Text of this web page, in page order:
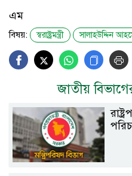
এম
বিষয়: স্বরাষ্ট্রমন্ত্রী সালাহউদ্দিন
জাতীয়